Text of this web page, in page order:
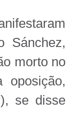
Sánchez,
morto no
se disse